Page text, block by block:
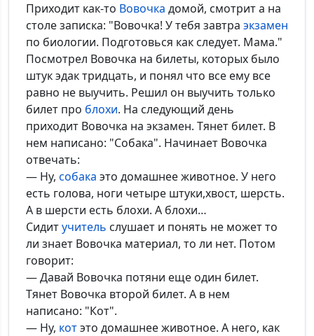
*Максимальное кол-во символов - 500. Ручная модерация.
Приходит как-то Вовочка домой, смотрит а на
столе записка: "Вовочка! У тебя завтра экзамен
по биологии. Подготовься как следует. Мама."
Посмотрел Вовочка на билеты, которых было
штук эдак тридцать, и понял что все ему все
равно не выучить. Решил он выучить только
билет про блохи. На следующий день
приходит Вовочка на экзамен. Тянет билет. В
нем написано: "Собака". Начинает Вовочка
отвечать:
— Ну, собака это домашнее животное. У него
есть голова, ноги четыре штуки,хвост, шерсть.
А в шерсти есть блохи. А блохи…
Сидитучитель слушает и понять не может то
ли знает Вовочка материал, то ли нет. Потом
говорит:
— Давай Вовочка потяни еще один билет.
Тянет Вовочка второй билет. А в нем
написано: "Кот".
— Ну, котэто домашнее животное. А него, как